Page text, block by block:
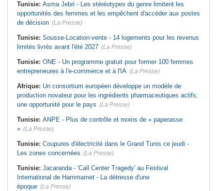
Tunisie: Asma Jebri - Les stéréotypes du genre limitent les
opportunités des femmes et les empêchent d'accéder aux postes
de décision (La Presse)
Tunisie: Sousse-Location-vente - 14 logements pour les revenus
limités livrés avant l'été 2027 (La Presse)
Tunisie: ONE - Un programme gratuit pour former 100 femmes
entrepreneures à l'e-commerce et à l'IA (La Presse)
Afrique: Un consortium européen développe un modèle de
production novateur pour les ingrédients pharmaceutiques actifs,
une opportunité pour le pays (La Presse)
Tunisie: ANPE - Plus de contrôle et moins de « paperasse
» (La Presse)
Tunisie: Coupures d'électricité dans le Grand Tunis ce jeudi -
Les zones concernées (La Presse)
Tunisie: Jacaranda - 'Call Center Tragedy' au Festival
International de Hammamet - La détresse d'une
époque (La Presse)